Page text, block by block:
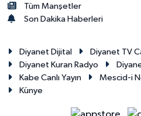
Tüm Manşetler
Son Dakika Haberleri
Diyanet Dijital Diyanet TV
Diyanet Kuran Radyo
Kabe Canlı Yayın
Mescid-i
Künye